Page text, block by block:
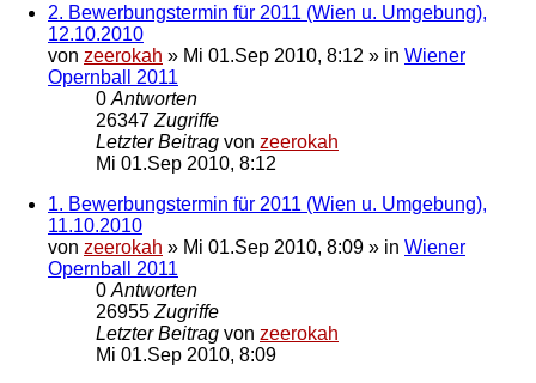
2. Bewerbungstermin für 2011 (Wien u. Umgebung),
12.10.2010
von zeerokah » Mi 01.Sep 2010, 8:12 » in Wiener
Opernball 2011
0 Antworten
26347 Zugriffe
Letzter Beitrag von zeerokah
Mi 01.Sep 2010, 8:12
1. Bewerbungstermin für 2011 (Wien u. Umgebung),
11.10.2010
von zeerokah » Mi 01.Sep 2010, 8:09 » in Wiener
Opernball 2011
0 Antworten
26955 Zugriffe
Letzter Beitrag von zeerokah
Mi 01.Sep 2010, 8:09